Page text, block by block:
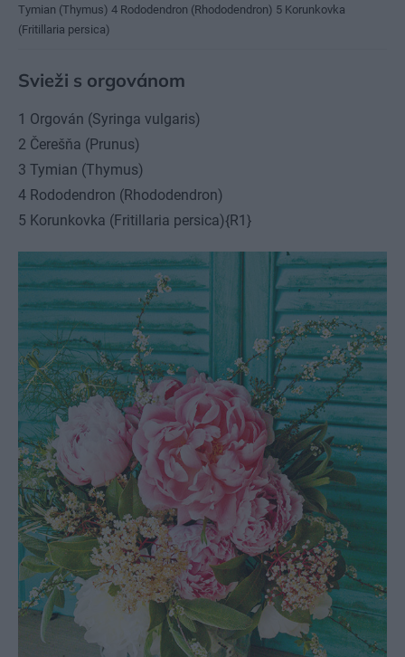
Tymian (Thymus) 4 Rododendron (Rhododendron) 5 Korunkovka
(Fritillaria persica)
Svieži s orgovánom
1 Orgován (Syringa vulgaris)
2 Čerešňa (Prunus)
3 Tymian (Thymus)
4 Rododendron (Rhododendron)
5 Korunkovka (Fritillaria persica){R1}